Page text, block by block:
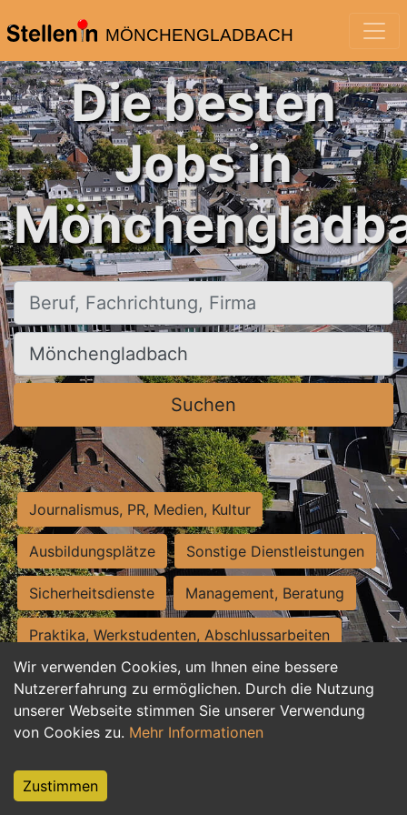
MÖNCHENGLADBACH
Wir verwenden Cookies, um Ihnen eine bessere
Nutzererfahrung zu ermöglichen. Durch die Nutzung
unserer Webseite stimmen Sie unserer Verwendung
von Cookies zu. Mehr Informationen
Zustimmen
Die besten
Jobs in
Beruf, Fachrichtung, Firma
Ort, Stadt
Suchen
Journalismus, PR, Medien, Kultur
Ausbildungsplätze Sonstige Dienstleistungen
Sicherheitsdienste Management, Beratung
Praktika, Werkstudenten, Abschlussarbeiten
Personalwesen Assistenz, Sekretariat
Hilfskräfte, Aushilfs- und Nebenjobs
Weiterbildung, Studium, duale Ausbildung